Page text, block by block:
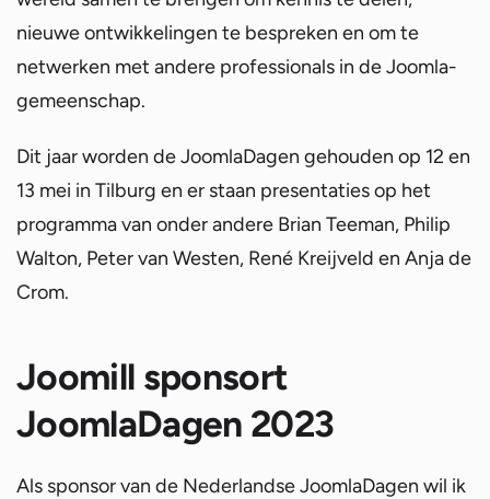
nieuwe ontwikkelingen te bespreken en om te
netwerken met andere professionals in de Joomla-
gemeenschap.
Dit jaar worden de JoomlaDagen gehouden op 12 en
13 mei in Tilburg en er staan presentaties op het
programma van onder andere Brian Teeman, Philip
Walton, Peter van Westen, René Kreijveld en Anja de
Crom.
Joomill sponsort
JoomlaDagen 2023
Als sponsor van de Nederlandse JoomlaDagen wil ik